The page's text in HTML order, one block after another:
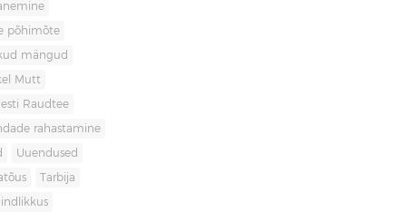
põhimõte
mängud
Mutt
Raudtee
rahastamine
Uuendused
Tarbija